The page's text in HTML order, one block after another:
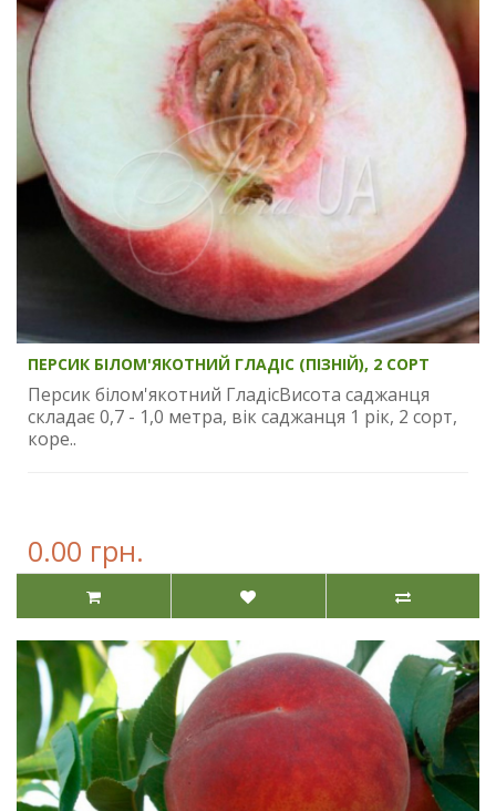
ПЕРСИК БІЛОМ'ЯКОТНИЙ ГЛАДІС (ПІЗНІЙ), 2 СОРТ
Персик білом'якотний ГладісВисота саджанця
складає 0,7 - 1,0 метра, вік саджанця 1 рік, 2 сорт,
коре..
0.00 грн.